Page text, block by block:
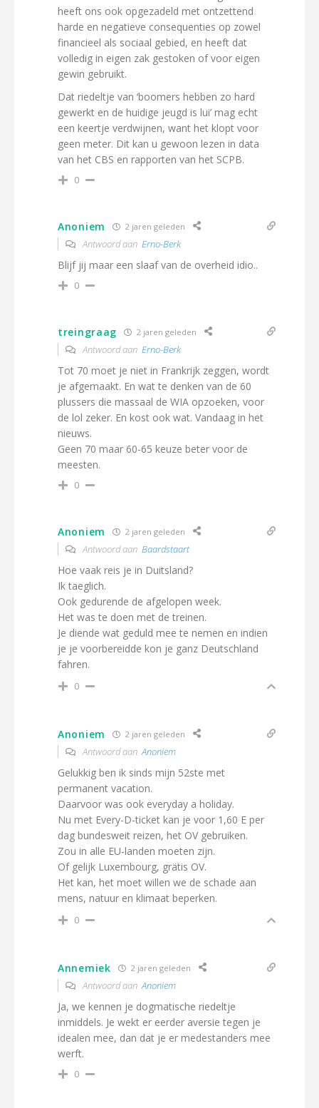
heeft ons ook opgezadeld met ontzettend
harde en negatieve consequenties op zowel
financieel als sociaal gebied, en heeft dat
volledig in eigen zak gestoken of voor eigen
gewin gebruikt.
Dat riedeltje van ‘boomers hebben zo hard
gewerkt en de huidige jeugd is lui’ mag echt
een keertje verdwijnen, want het klopt voor
geen meter. Dit kan u gewoon lezen in data
van het CBS en rapporten van het SCPB.
0
Anoniem 2 jaren geleden
Antwoord aan Erno-Berk
Blijf jij maar een slaaf van de overheid idio..
0
treingraag 2 jaren geleden
Antwoord aan Erno-Berk
Tot 70 moet je niet in Frankrijk zeggen, wordt
je afgemaakt. En wat te denken van de 60
plussers die massaal de WIA opzoeken, voor
de lol zeker. En kost ook wat. Vandaag in het
nieuws.
Geen 70 maar 60-65 keuze beter voor de
meesten.
0
Anoniem 2 jaren geleden
Antwoord aan Baardstaart
Hoe vaak reis je in Duitsland?
Ik taeglich.
Ook gedurende de afgelopen week.
Het was te doen met de treinen.
Je diende wat geduld mee te nemen en indien
je je voorbereidde kon je ganz Deutschland
fahren.
0
Anoniem 2 jaren geleden
Antwoord aanAnoniem
Gelukkig ben ik sinds mijn 52ste met
permanent vacation.
Daarvoor was ook everyday a holiday.
Nu met Every-D-ticket kan je voor 1,60 E per
dag bundesweit reizen, het OV gebruiken.
Zou in alle EU-landen moeten zijn.
Of gelijk Luxembourg, grätis OV.
Het kan, het moet willen we de schade aan
mens, natuur en klimaat beperken.
0
Annemiek 2 jaren geleden
Antwoord aanAnoniem
Ja, we kennen je dogmatische riedeltje
inmiddels. Je wekt er eerder aversie tegen je
idealen mee, dan dat je er medestanders mee
werft.
0